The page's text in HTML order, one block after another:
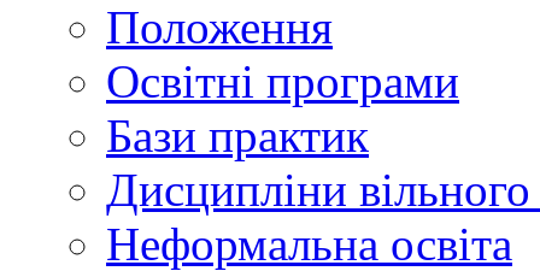
Положення
Освітні програми
Бази практик
Дисципліни
Неформальна освіта